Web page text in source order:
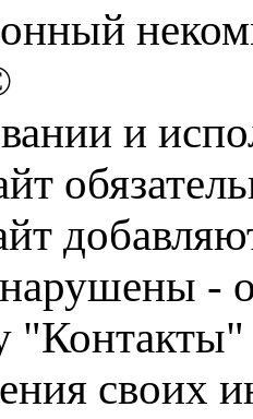
и
-
"Контакты"
своих